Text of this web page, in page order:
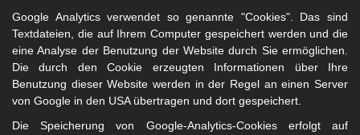
Google Analytics verwendet so genannte "Cookies". Das sind
Textdateien, die auf Ihrem Computer gespeichert werden und die
eine Analyse der Benutzung der Website durch Sie ermöglichen.
Die durch den Cookie erzeugten Informationen über Ihre
Benutzung dieser Website werden in der Regel an einen Server
von Google in den USA übertragen und dort gespeichert.
Die Speicherung von Google-Analytics-Cookies erfolgt auf